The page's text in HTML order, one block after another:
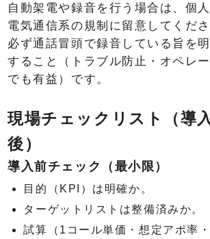
自動架電や録音を行う場合は、個
電気通信系の規制に留意してくだ
必ず通話冒頭で録音している旨を
すること（トラブル防止・オペレ
でも有益）です。
現場チェックリスト（導
後）
導入前チェック（最小限）
目的（KPI）は明確か。
ターゲットリストは整備済みか。
試算（1コール単価・想定アポ率